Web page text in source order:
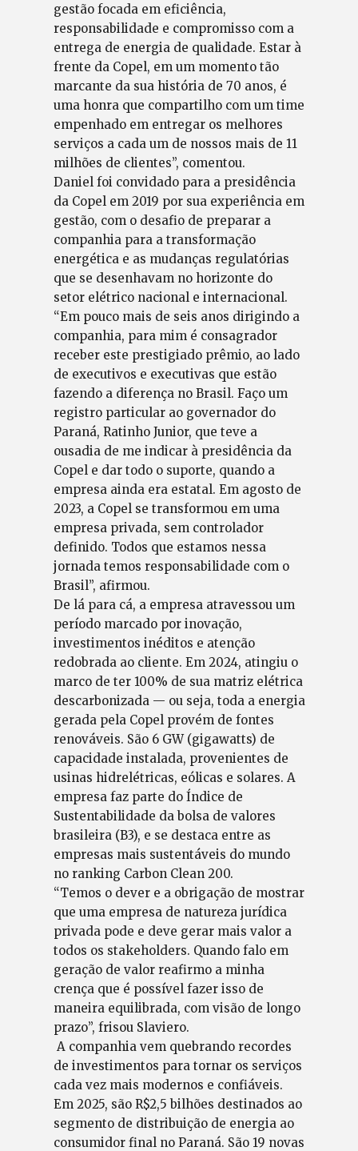
gestão focada em eficiência,
responsabilidade e compromisso com a
entrega de energia de qualidade. Estar à
frente da Copel, em um momento tão
marcante da sua história de 70 anos, é
uma honra que compartilho com um time
empenhado em entregar os melhores
serviços a cada um de nossos mais de 11
milhões de clientes”, comentou.
Daniel foi convidado para a presidência
da Copel em 2019 por sua experiência em
gestão, com o desafio de preparar a
companhia para a transformação
energética e as mudanças regulatórias
que se desenhavam no horizonte do
setor elétrico nacional e internacional.
“Em pouco mais de seis anos dirigindo a
companhia, para mim é consagrador
receber este prestigiado prêmio, ao lado
de executivos e executivas que estão
fazendo a diferença no Brasil. Faço um
registro particular ao governador do
Paraná, Ratinho Junior, que teve a
ousadia de me indicar à presidência da
Copel e dar todo o suporte, quando a
empresa ainda era estatal. Em agosto de
2023, a Copel se transformou em uma
empresa privada, sem controlador
definido. Todos que estamos nessa
jornada temos responsabilidade com o
Brasil”, afirmou.
De lá para cá, a empresa atravessou um
período marcado por inovação,
investimentos inéditos e atenção
redobrada ao cliente. Em 2024, atingiu o
marco de ter 100% de sua matriz elétrica
descarbonizada — ou seja, toda a energia
gerada pela Copel provém de fontes
renováveis. São 6 GW (gigawatts) de
capacidade instalada, provenientes de
usinas hidrelétricas, eólicas e solares. A
empresa faz parte do Índice de
Sustentabilidade da bolsa de valores
brasileira (B3), e se destaca entre as
empresas mais sustentáveis do mundo
no ranking Carbon Clean 200.
“Temos o dever e a obrigação de mostrar
que uma empresa de natureza jurídica
privada pode e deve gerar mais valor a
todos os stakeholders. Quando falo em
geração de valor reafirmo a minha
crença que é possível fazer isso de
maneira equilibrada, com visão de longo
prazo”, frisou Slaviero.
A companhia vem quebrando recordes
de investimentos para tornar os serviços
cada vez mais modernos e confiáveis.
Em 2025, são R$2,5 bilhões destinados ao
segmento de distribuição de energia ao
consumidor final no Paraná. São 19 novas